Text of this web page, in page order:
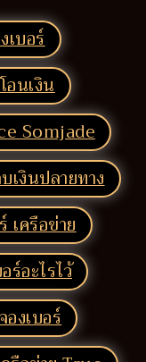
เบอร์
อนเงิน
Somjade
เงินปลายทาง
เครือข่าย
ร์อะไรไว้
องเบอร์